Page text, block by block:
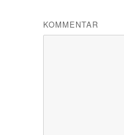
KOMMENTAR